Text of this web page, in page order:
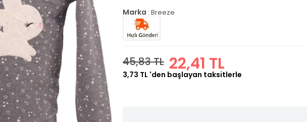
Marka : Breeze
45,83 TL 22,41 TL
3,73 TL 'den başlayan taksitlerle